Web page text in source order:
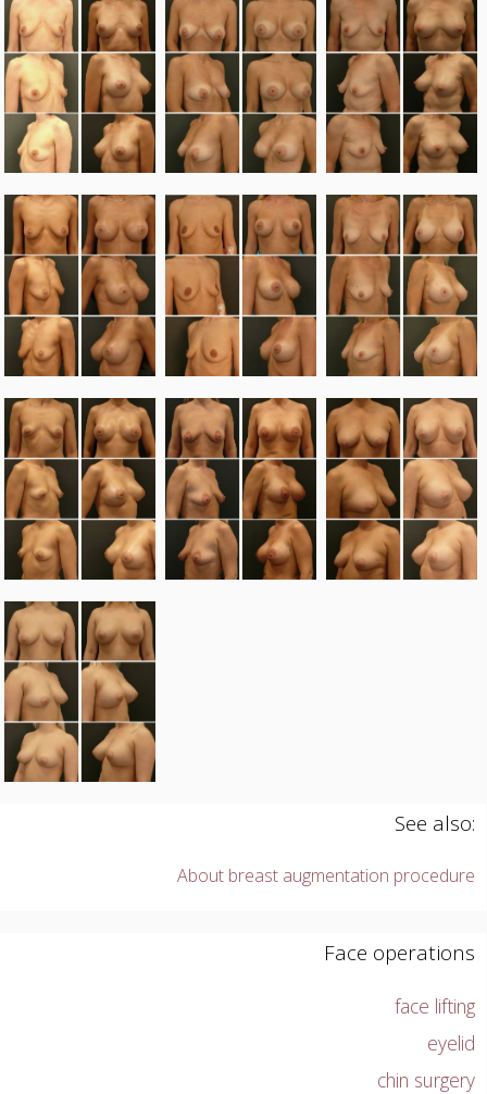
See also:
About breast augmentation procedure
Face operations
face lifting
eyelid
chin surgery